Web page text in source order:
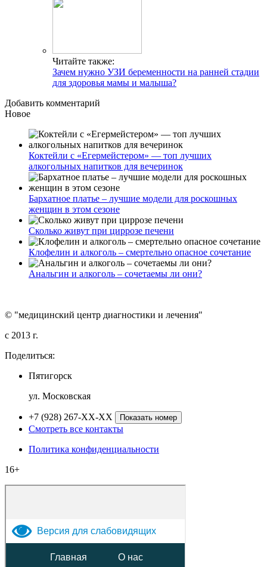
Читайте также:
Зачем нужно УЗИ беременности на ранней стадии
для здоровья мамы и малыша?
Добавить комментарий
Новое
Коктейли с «Егермейстером» — топ лучших
алкогольных напитков для вечеринок
Бархатное платье – лучшие модели для роскошных
женщин в этом сезоне
Сколько живут при циррозе печени
Клофелин и алкоголь – смертельно опасное сочетание
Анальгин и алкоголь – сочетаемы ли они?
© "медицинский центр диагностики и лечения"
c 2013 г.
Поделиться:
Пятигорск
ул. Московская
+7 (928) 267-XX-XX Показать номер
Смотреть все контакты
Политика конфиденциальности
16+